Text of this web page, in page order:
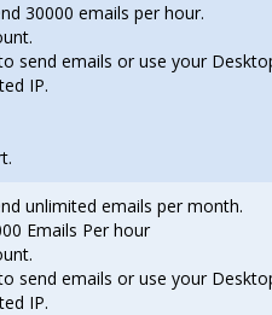
30000 emails per hour.
send emails or use your
IP.
unlimited emails per month.
Emails Per hour
send emails or use your
IP.